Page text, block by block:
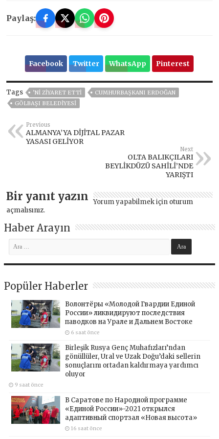
Paylaş:
Facebook Twitter WhatsApp Pinterest
Tags ’NI ZIYARET ETTI
CUMHURBAŞKANI ERDOĞAN
GÖLBAŞI BELEDIYESI
Previous
ALMANYA’YA DİJİTAL PAZAR
YASASI GELİYOR
Next
OLTA BALIKÇILARI
BEYLİKDÜZÜ SAHİLİ’NDE
YARIŞTI
Bir yanıt yazın Yorum yapabilmek için oturum
açmalısınız.
Haber Arayın
Popüler Haberler
Волонтёры «Молодой Гвардии Единой
России» ликвидируют последствия
паводков на Урале и Дальнем Востоке
6 saat önce
Birleşik Rusya Genç Muhafızları’ndan
gönüllüler, Ural ve Uzak Doğu’daki sellerin
sonuçlarını ortadan kaldırmaya yardımcı
oluyor
9 saat önce
В Саратове по Народной программе
«Единой России»-2021 открылся
адаптивный спортзал «Новая высота»
16 saat önce